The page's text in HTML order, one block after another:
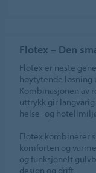
Flotex – Den
Flotex er neste
høytytende løsning
Kombinasjonen av
uttrykk gir
helse- og
Flotex kombinerer
komforten og
og funksjonelt
design og drift.